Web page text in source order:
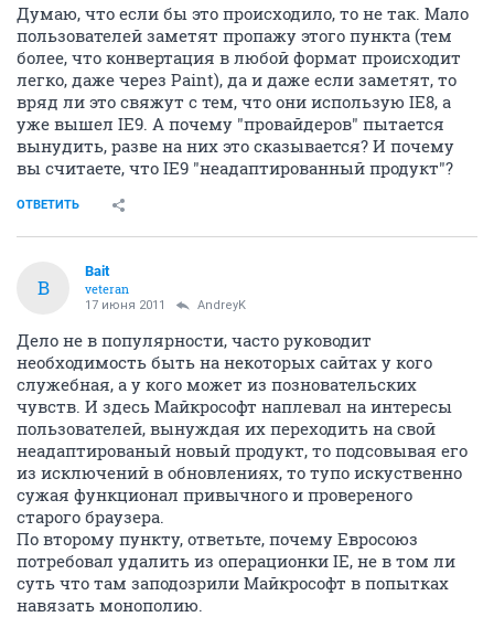
Думаю, что если бы это происходило, то не так. Мало
пользователей заметят пропажу этого пункта (тем
более, что конвертация в любой формат происходит
легко, даже через Paint), да и даже если заметят, то
вряд ли это свяжут с тем, что они использую IE8, а
уже вышел IE9. А почему "провайдеров" пытается
вынудить, разве на них это сказывается? И почему
вы считаете, что IE9 "неадаптированный продукт"?
ОТВЕТИТЬ
B
Bait
veteran
17 июня 2011 AndreyK
Дело не в популярности, часто руководит
необходимость быть на некоторых сайтах у кого
служебная, а у кого может из позновательских
чувств. И здесь Майкрософт наплевал на интересы
пользователей, вынуждая их переходить на свой
неадаптированый новый продукт, то подсовывая его
из исключений в обновлениях, то тупо искуственно
сужая функционал привычного и провереного
старого браузера.
По второму пункту, ответьте, почему Евросоюз
потребовал удалить из операционки IE, не в том ли
суть что там заподозрили Майкрософт в попытках
навязать монополию.